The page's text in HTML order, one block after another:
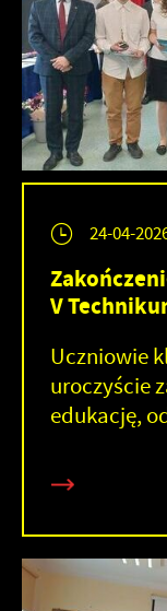
24-04-
V
Uczniowie
uroczyście
edukację,